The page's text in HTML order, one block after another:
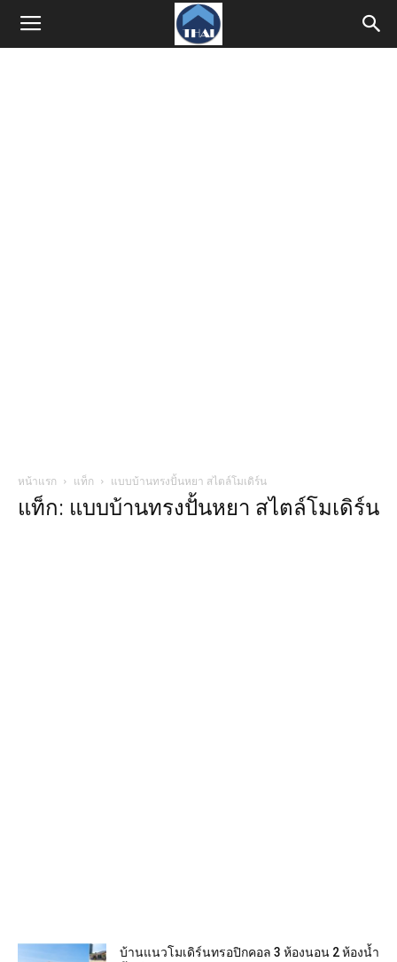
หน้าแรก แท็ก แบบบ้านทรงปั้นหยา สไตล์โมเดิร์น
แท็ก: แบบบ้านทรงปั้นหยา สไตล์โมเดิร์น
บ้านแนวโมเดิร์นทรอปิกคอล 3 ห้องนอน 2 ห้องน้ำ